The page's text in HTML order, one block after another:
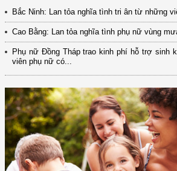
Bắc Ninh: Lan tỏa nghĩa tình tri ân từ những
Cao Bằng: Lan tỏa nghĩa tình phụ nữ vùng
Phụ nữ Đồng Tháp trao kinh phí hỗ trợ sinh
viên phụ nữ có...